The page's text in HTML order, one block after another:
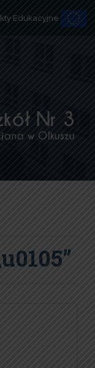
Edukacyjne